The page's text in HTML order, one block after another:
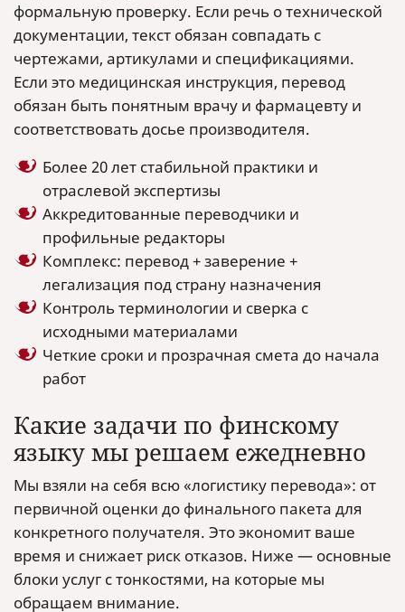
формальную проверку. Если речь о технической
документации, текст обязан совпадать с
чертежами, артикулами и спецификациями.
Если это медицинская инструкция, перевод
обязан быть понятным врачу и фармацевту и
соответствовать досье производителя.
Более 20 лет стабильной практики и
отраслевой экспертизы
Аккредитованные переводчики и
профильные редакторы
Комплекс: перевод + заверение +
легализация под страну назначения
Контроль терминологии и сверка с
исходными материалами
Четкие сроки и прозрачная смета до начала
работ
Какие задачи по финскому
языку мы решаем ежедневно
Мы взяли на себя всю «логистику перевода»: от
первичной оценки до финального пакета для
конкретного получателя. Это экономит ваше
время и снижает риск отказов. Ниже — основные
блоки услуг с тонкостями, на которые мы
обращаем внимание.